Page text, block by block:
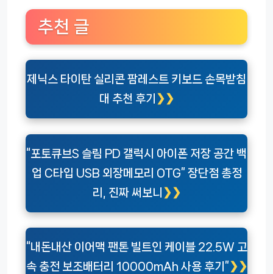
추천 글
제닉스 타이탄 실리콘 팜레스트 키보드 손목받침
대 추천 후기
“포토큐브S 슬림 PD 갤럭시 아이폰 저장 공간 백
업 C타입 USB 외장메모리 OTG” 장단점 총정
리, 진짜 써보니
“내돈내산 이어맥 팬톤 빌트인 케이블 22.5W 고
속 충전 보조배터리 10000mAh 사용 후기”